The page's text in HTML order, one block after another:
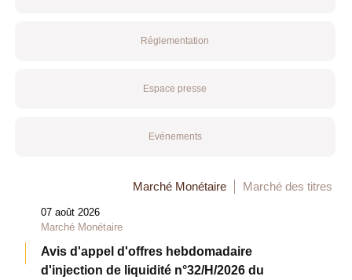
Réglementation
Espace presse
Evénements
Marché Monétaire Marché des titres
07 août 2026
Marché Monétaire
Avis d'appel d'offres hebdomadaire
d'injection de liquidité n°32/H/2026 du